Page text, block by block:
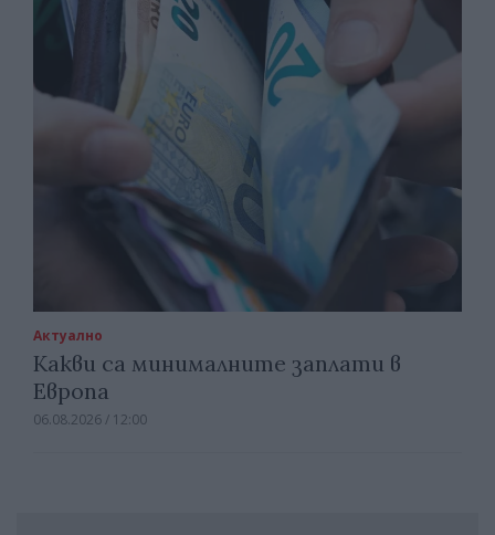
Актуално
Какви са минималните заплати в
Европа
06.08.2026 / 12:00